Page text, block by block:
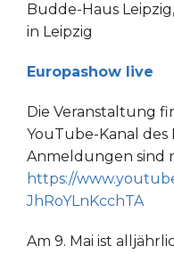
Budde-Haus
in Leipzig
Europashow live
Die Veranstaltung
YouTube-Kanal des
Anmeldungen sind
https://
JhRoYLnKcchTA
Am 9. Mai ist